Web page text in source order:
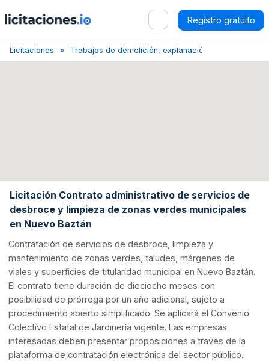
Registro gratuito
Licitaciones Trabajos de demolición, explanación y limpieza del
Licitación Contrato administrativo de servicios de
desbroce y limpieza de zonas verdes municipales
en Nuevo Baztán
Contratación de servicios de desbroce, limpieza y
mantenimiento de zonas verdes, taludes, márgenes de
viales y superficies de titularidad municipal en Nuevo Baztán.
El contrato tiene duración de dieciocho meses con
posibilidad de prórroga por un año adicional, sujeto a
procedimiento abierto simplificado. Se aplicará el Convenio
Colectivo Estatal de Jardinería vigente. Las empresas
interesadas deben presentar proposiciones a través de la
plataforma de contratación electrónica del sector público.